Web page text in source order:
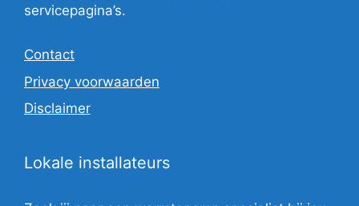
servicepagina’s.
Contact
Privacy voorwaarden
Disclaimer
Lokale installateurs